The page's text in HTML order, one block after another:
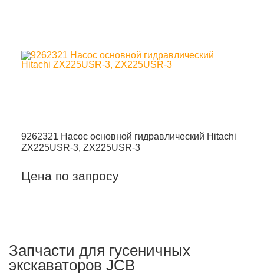
9262321 Насос основной гидравлический Hitachi
ZX225USR-3, ZX225USR-3
Цена по запросу
Запчасти для гусеничных
экскаваторов JCB